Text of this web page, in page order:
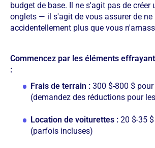
budget de base. Il ne s'agit pas de créer
onglets — il s'agit de vous assurer de ne
accidentellement plus que vous
Commencez par les éléments
:
Frais de terrain : 300 $-800 $
(demandez des réductions pour
Location de voiturettes : 20 $-35
(parfois incluses)